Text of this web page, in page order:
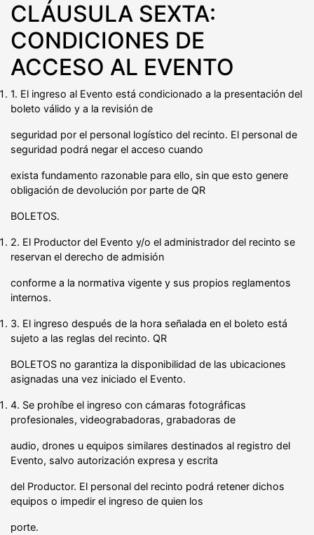
CLÁUSULA SEXTA:
CONDICIONES DE
ACCESO AL EVENTO
1. El ingreso al Evento está condicionado a la presentación del
boleto válido y a la revisión de
seguridad por el personal logístico del recinto. El personal de
seguridad podrá negar el acceso cuando
exista fundamento razonable para ello, sin que esto genere
obligación de devolución por parte de QR
BOLETOS.
2. El Productor del Evento y/o el administrador del recinto se
reservan el derecho de admisión
conforme a la normativa vigente y sus propios reglamentos
internos.
3. El ingreso después de la hora señalada en el boleto está
sujeto a las reglas del recinto. QR
BOLETOS no garantiza la disponibilidad de las ubicaciones
asignadas una vez iniciado el Evento.
4. Se prohíbe el ingreso con cámaras fotográficas
profesionales, videograbadoras, grabadoras de
audio, drones u equipos similares destinados al registro del
Evento, salvo autorización expresa y escrita
del Productor. El personal del recinto podrá retener dichos
equipos o impedir el ingreso de quien los
porte.